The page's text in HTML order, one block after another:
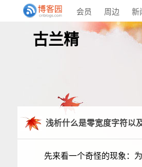
会员 周边 新
古兰精
浅析什么是零宽度字符以
先来看一个奇怪的现象：为